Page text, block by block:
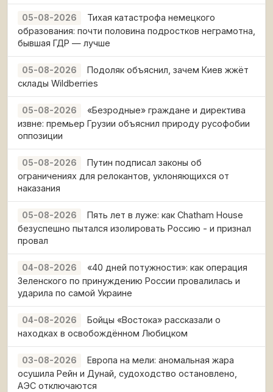
05-08-2026
Тихая катастрофа немецкого
образования: почти половина подростков неграмотна,
бывшая ГДР — лучше
05-08-2026
Подоляк объяснил, зачем Киев жжёт
склады Wildberries
05-08-2026
«Безродные» граждане и директива
извне: премьер Грузии объяснил природу русофобии
оппозиции
05-08-2026
Путин подписал законы об
ограничениях для релокантов, уклоняющихся от
наказания
05-08-2026
Пять лет в луже: как Chatham House
безуспешно пытался изолировать Россию - и признал
провал
04-08-2026
«40 дней потужности»: как операция
Зеленского по принуждению России провалилась и
ударила по самой Украине
04-08-2026
Бойцы «Востока» рассказали о
находках в освобождённом Любицком
03-08-2026
Европа на мели: аномальная жара
осушила Рейн и Дунай, судоходство остановлено,
АЭС отключаются